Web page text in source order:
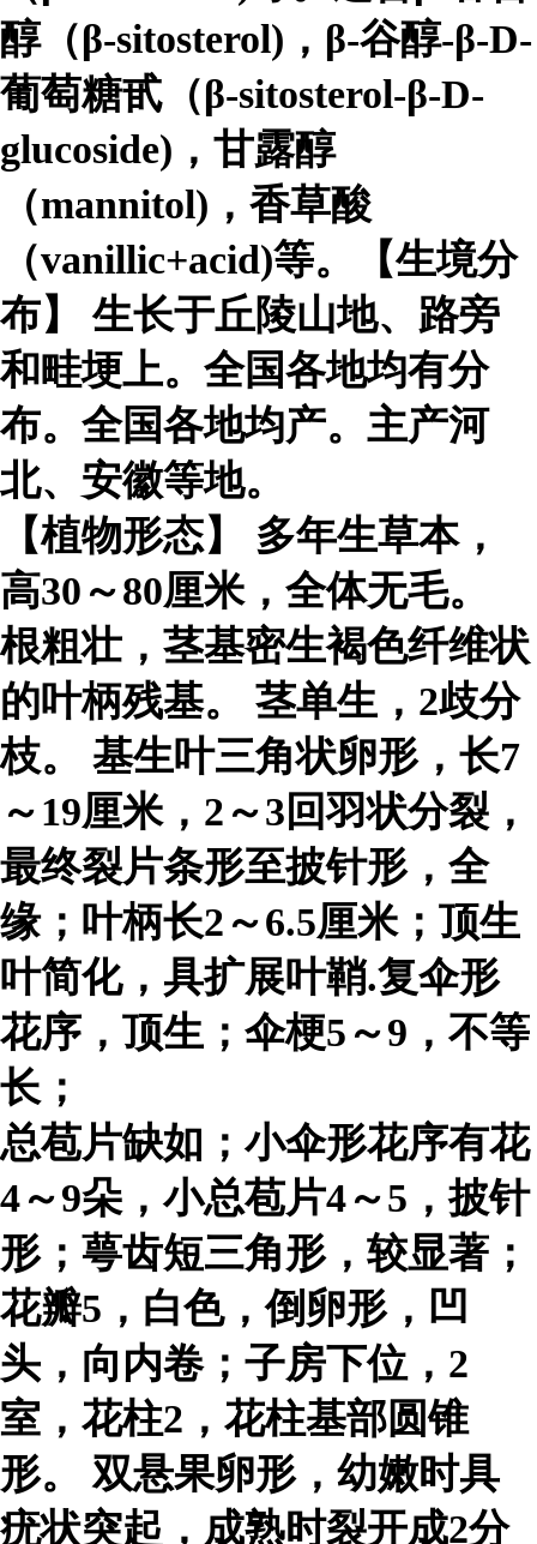
醇（β-sitosterol)，β-谷醇-β-D-
葡萄糖甙（β-sitosterol-β-D-
glucoside)，甘露醇
（mannitol)，香草酸
（vanillic+acid)等。【生境分
布】 生长于丘陵山地、路旁
和畦埂上。全国各地均有分
布。全国各地均产。主产河
北、安徽等地。
【植物形态】 多年生草本，
高30～80厘米，全体无毛。
根粗壮，茎基密生褐色纤维状
的叶柄残基。 茎单生，2歧分
枝。 基生叶三角状卵形，长7
～19厘米，2～3回羽状分裂，
最终裂片条形至披针形，全
缘；叶柄长2～6.5厘米；顶生
叶简化，具扩展叶鞘.复伞形
花序，顶生；伞梗5～9，不等
长；
总苞片缺如；小伞形花序有花
4～9朵，小总苞片4～5，披针
形；萼齿短三角形，较显著；
花瓣5，白色，倒卵形，凹
头，向内卷；子房下位，2
室，花柱2，花柱基部圆锥
形。 双悬果卵形，幼嫩时具
疣状突起，成熟时裂开成2分